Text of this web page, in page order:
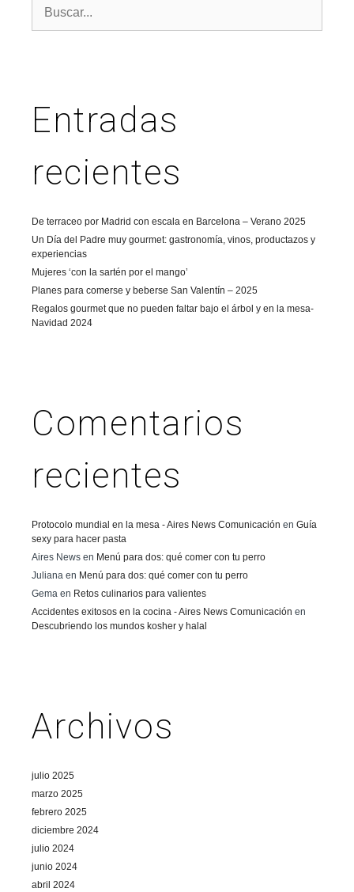
Entradas
recientes
De terraceo por Madrid con escala en Barcelona – Verano 2025
Un Día del Padre muy gourmet: gastronomía, vinos, productazos y
experiencias
Mujeres ‘con la sartén por el mango’
Planes para comerse y beberse San Valentín – 2025
Regalos gourmet que no pueden faltar bajo el árbol y en la mesa-
Navidad 2024
Comentarios
recientes
Protocolo mundial en la mesa - Aires News Comunicación en Guía
sexy para hacer pasta
Aires News en Menú para dos: qué comer con tu perro
Juliana en Menú para dos: qué comer con tu perro
Gema en Retos culinarios para valientes
Accidentes exitosos en la cocina - Aires News Comunicación en
Descubriendo los mundos kosher y halal
Archivos
julio 2025
marzo 2025
febrero 2025
diciembre 2024
julio 2024
junio 2024
abril 2024